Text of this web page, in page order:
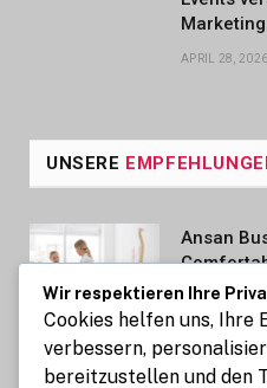
APRIL 28, 2026
UNSERE
Ansan
AUGUST 7,
Wir respektieren Ihre
Cookies helfen uns, Ihre
verbessern,
bereitzustellen und den